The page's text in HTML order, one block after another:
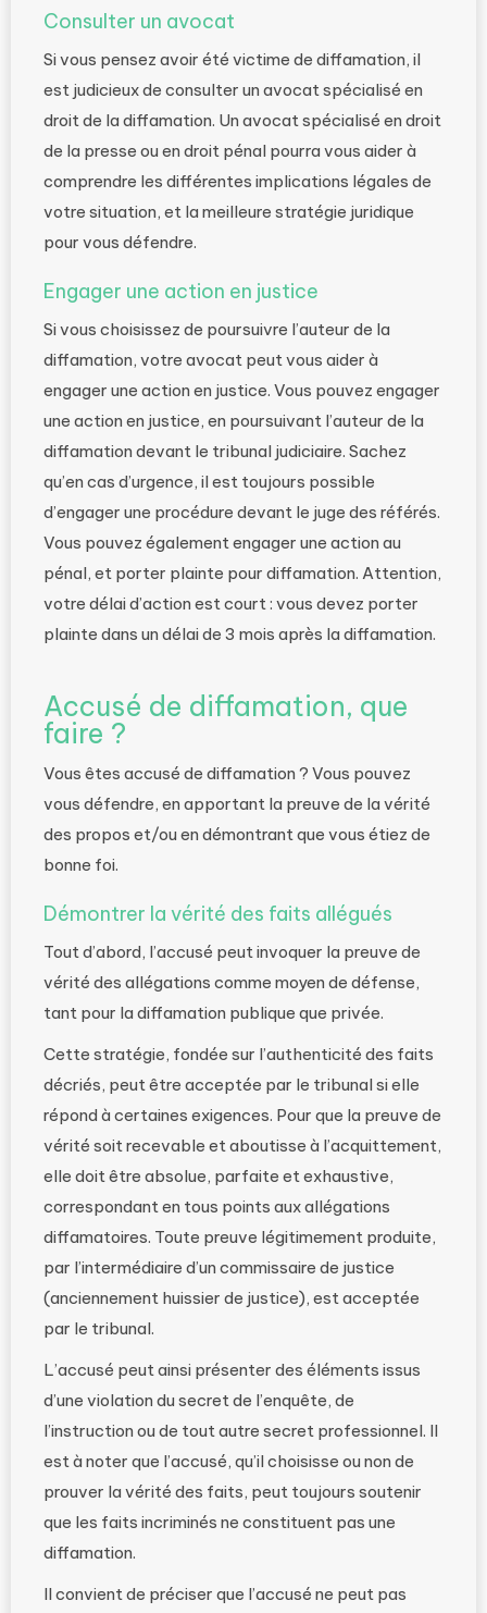
Consulter un avocat
Si vous pensez avoir été victime de diffamation, il
est judicieux de consulter un avocat spécialisé en
droit de la diffamation. Un avocat spécialisé en droit
de la presse ou en droit pénal pourra vous aider à
comprendre les différentes implications légales de
votre situation, et la meilleure stratégie juridique
pour vous défendre.
Engager une action en justice
Si vous choisissez de poursuivre l’auteur de la
diffamation, votre avocat peut vous aider à
engager une action en justice. Vous pouvez engager
une action en justice, en poursuivant l’auteur de la
diffamation devant le tribunal judiciaire. Sachez
qu’en cas d’urgence, il est toujours possible
d’engager une procédure devant le juge des référés.
Vous pouvez également engager une action au
pénal, et porter plainte pour diffamation. Attention,
votre délai d’action est court : vous devez porter
plainte dans un délai de 3 mois après la diffamation.
Accusé de diffamation, que
faire ?
Vous êtes accusé de diffamation ? Vous pouvez
vous défendre, en apportant la preuve de la vérité
des propos et/ou en démontrant que vous étiez de
bonne foi.
Démontrer la vérité des faits allégués
Tout d’abord, l’accusé peut invoquer la preuve de
vérité des allégations comme moyen de défense,
tant pour la diffamation publique que privée.
Cette stratégie, fondée sur l’authenticité des faits
décriés, peut être acceptée par le tribunal si elle
répond à certaines exigences. Pour que la preuve de
vérité soit recevable et aboutisse à l’acquittement,
elle doit être absolue, parfaite et exhaustive,
correspondant en tous points aux allégations
diffamatoires. Toute preuve légitimement produite,
par l’intermédiaire d’un commissaire de justice
(anciennement huissier de justice), est acceptée
par le tribunal.
L’accusé peut ainsi présenter des éléments issus
d’une violation du secret de l’enquête, de
l’instruction ou de tout autre secret professionnel. Il
est à noter que l’accusé, qu’il choisisse ou non de
prouver la vérité des faits, peut toujours soutenir
que les faits incriminés ne constituent pas une
diffamation.
Il convient de préciser que l’accusé ne peut pas